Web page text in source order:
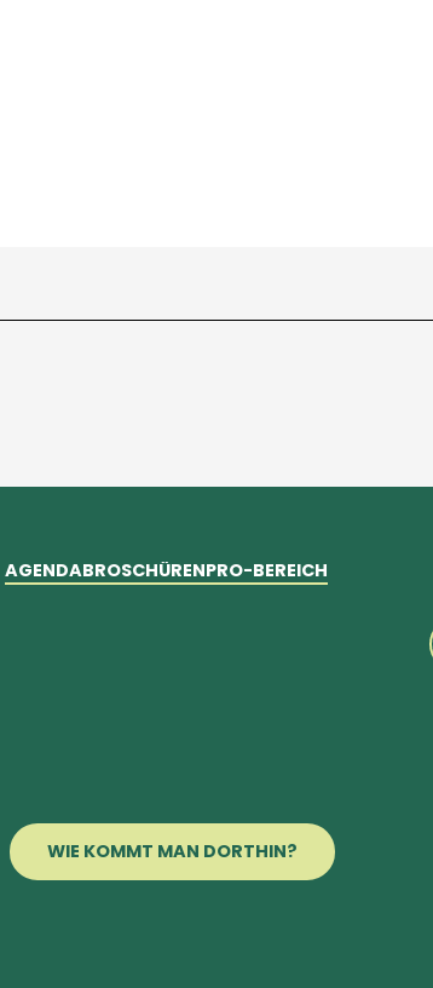
WIE KOMMT MAN DORTHIN?
AGENDABROSCHÜRENPRO-BEREICH